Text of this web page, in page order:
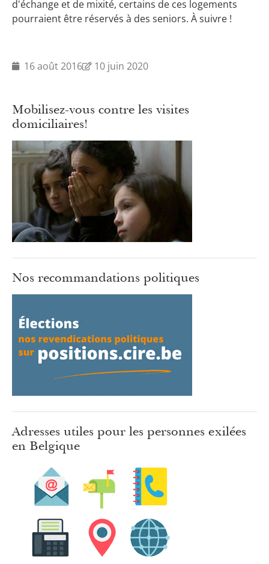
d'échange et de mixité, certains de ces logements
pourraient être réservés à des seniors. À suivre !
16 août 2016 10 juin 2020
Mobilisez-vous contre les visites
domiciliaires!
Nos recommandations politiques
Adresses utiles pour les personnes exilées
en Belgique